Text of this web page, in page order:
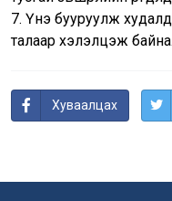
7. Үнэ бууруулж
талаар хэлэлцэж байна.
Хуваалцах